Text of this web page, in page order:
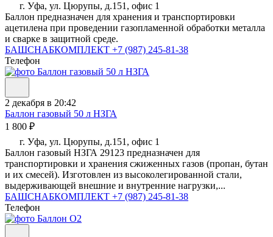
г. Уфа, ул. Цюрупы, д.151, офис 1
Баллон предназначен для хранения и транспортировки
ацетилена при проведении газопламенной обработки металла
и сварке в защитной среде.
БАШСНАБКОМПЛЕКТ +7 (987) 245-81-38
Телефон
2 декабря в 20:42
Баллон газовый 50 л НЗГА
1 800 ₽
г. Уфа, ул. Цюрупы, д.151, офис 1
Баллон газовый НЗГА 29123 предназначен для
транспортировки и хранения сжиженных газов (пропан, бутан
и их смесей). Изготовлен из высоколегированной стали,
выдерживающей внешние и внутренние нагрузки,...
БАШСНАБКОМПЛЕКТ +7 (987) 245-81-38
Телефон